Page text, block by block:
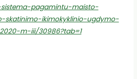
pagamintu-maisto-
skatinimo-ikimokyklinio-ugdymo-
m-iii/30986?tab=1